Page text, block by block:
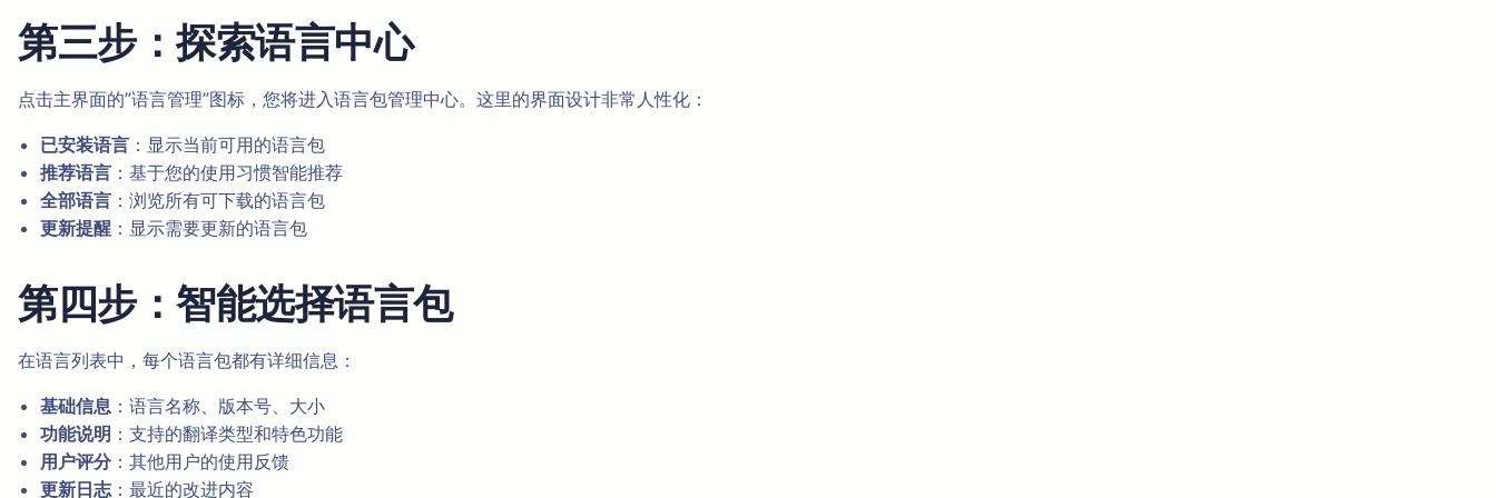
第三步：探索语言中心
点击主界面的”语言管理”图标，您将进入语言包管理中心。这里的界面设计非常人性化：
已安装语言 ：显示当前可用的语言包
推荐语言 ：基于您的使用习惯智能推荐
全部语言 ：浏览所有可下载的语言包
更新提醒 ：显示需要更新的语言包
第四步：智能选择语言包
在语言列表中，每个语言包都有详细信息：
基础信息 ：语言名称、版本号、大小
功能说明 ：支持的翻译类型和特色功能
用户评分：其他用户的使用反馈
更新日志：最近的改进内容